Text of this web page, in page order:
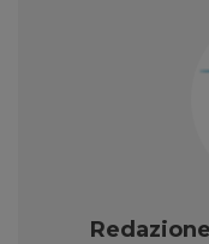
Redazione